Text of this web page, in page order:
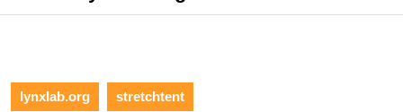
lynxlab.org stretchtent